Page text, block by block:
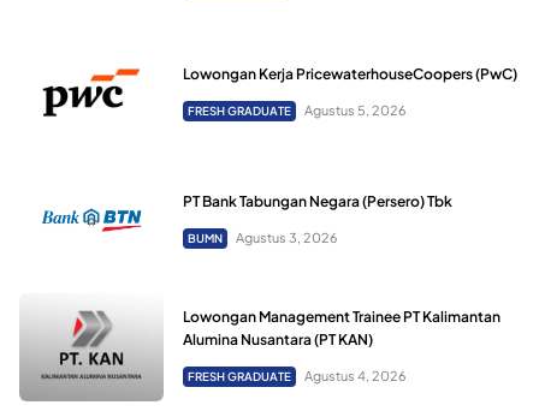
Lowongan Kerja PricewaterhouseCoopers (PwC)
FRESH GRADUATE Agustus 5, 2026
PT Bank Tabungan Negara (Persero) Tbk
BUMN Agustus 3, 2026
Lowongan Management Trainee PT Kalimantan
Alumina Nusantara (PT KAN)
FRESH GRADUATE Agustus 4, 2026